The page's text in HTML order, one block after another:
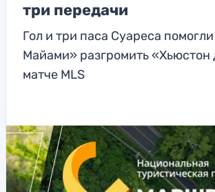
три передачи
Гол и три паса Суареса
Майами» разгромить «Хьюстон
матче MLS